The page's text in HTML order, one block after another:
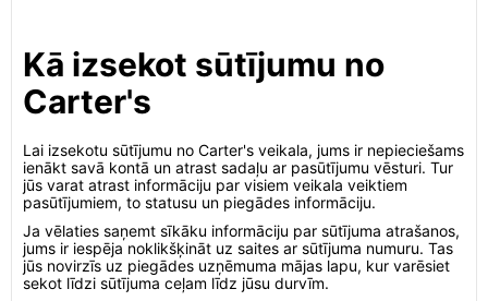
Kā izsekot sūtījumu no
Carter's
Lai izsekotu sūtījumu no Carter's veikala, jums ir nepieciešams
ienākt savā kontā un atrast sadaļu ar pasūtījumu vēsturi. Tur
jūs varat atrast informāciju par visiem veikala veiktiem
pasūtījumiem, to statusu un piegādes informāciju.
Ja vēlaties saņemt sīkāku informāciju par sūtījuma atrašanos,
jums ir iespēja noklikšķināt uz saites ar sūtījuma numuru. Tas
jūs novirzīs uz piegādes uzņēmuma mājas lapu, kur varēsiet
sekot līdzi sūtījuma ceļam līdz jūsu durvīm.